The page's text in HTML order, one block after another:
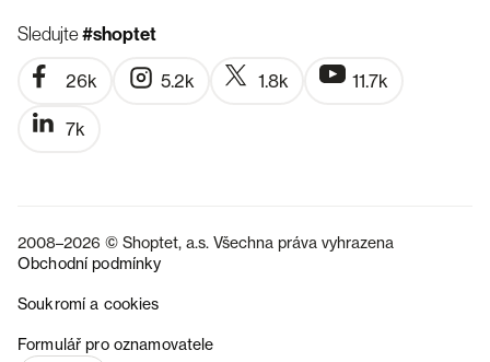
Sledujte#shoptet
26k 5.2k 1.8k 11.7k
7k
2008–2026 © Shoptet, a.s. Všechna práva vyhrazena
Obchodní podmínky
Soukromí a cookies
Formulář pro oznamovatele